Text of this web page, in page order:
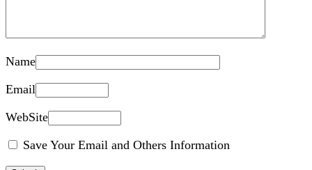
Name
Email
WebSite
Save Your Email and Others Information